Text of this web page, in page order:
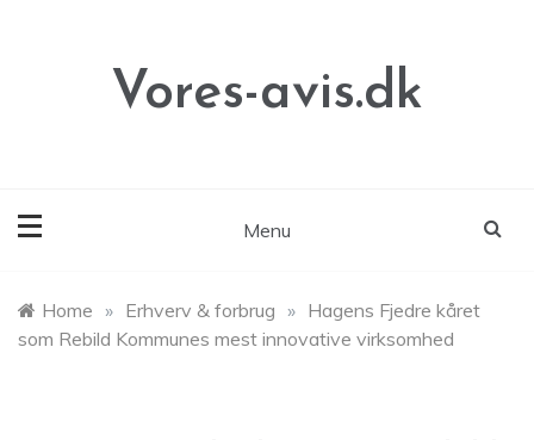
Vores-avis.dk
Menu
Home » Erhverv & forbrug » Hagens Fjedre kåret
som Rebild Kommunes mest innovative virksomhed